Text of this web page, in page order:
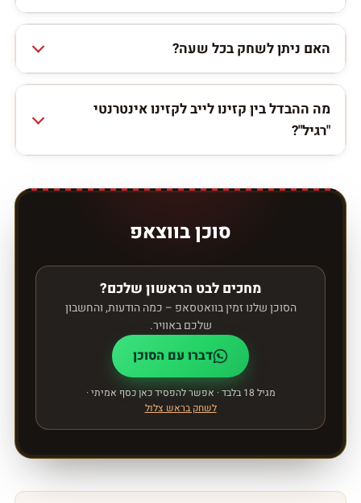
האם ניתן לשחק בכל שעה?
מה ההבדל בין קזינו לייב לקזינו אינטרנטי
"רגיל"?
סוכן בווצאפ
מחכים לבט הראשון שלכם?
הסוכן שלנו זמין בוואטסאפ – כמה הודעות, והחשבון
שלכם באוויר.
דברו עם הסוכן
מגיל 18 בלבד · אפשר להפסיד כאן כסף אמיתי ·
לשחק בראש צלול